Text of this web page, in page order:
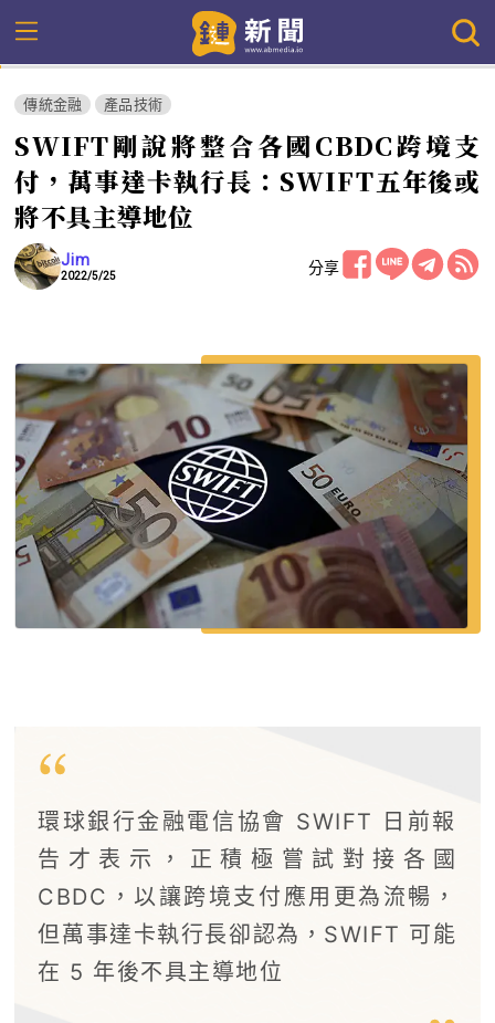
傳統金融 產品技術
SWIFT剛說將整合各國CBDC跨境支
付，萬事達卡執行長：SWIFT五年後或
將不具主導地位
Jim
2022/5/25 分享
環球銀行金融電信協會 SWIFT 日前報
告才表示，正積極嘗試對接各國
CBDC，以讓跨境支付應用更為流暢，
但萬事達卡執行長卻認為，SWIFT 可能
在 5 年後不具主導地位